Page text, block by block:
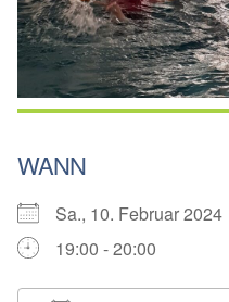
WANN
Sa., 10. Februar 2024
19:00 - 20:00